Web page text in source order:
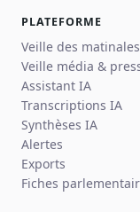
PLATEFORME
Veille des
Veille média &
Assistant IA
Transcriptions IA
Synthèses IA
Alertes
Exports
Fiches